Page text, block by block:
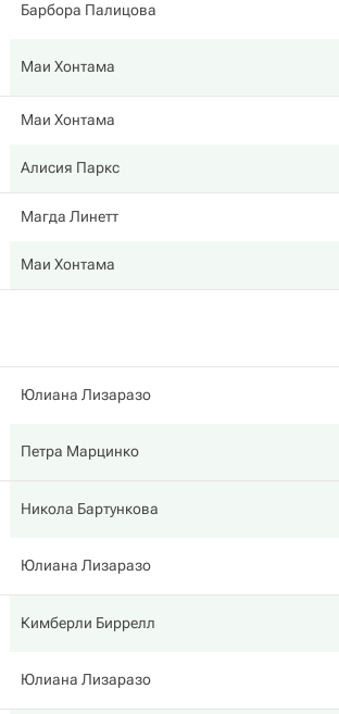
Барбора Палицова
Маи Хонтама
Маи Хонтама
Алисия Паркс
Магда Линетт
Маи Хонтама
Юлиана Лизаразо
Петра Марцинко
Никола Бартункова
Юлиана Лизаразо
Кимберли Биррелл
Юлиана Лизаразо